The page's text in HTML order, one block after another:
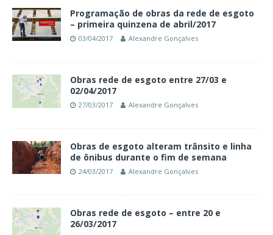
Programação de obras da rede de esgoto
– primeira quinzena de abril/2017
03/04/2017 Alexandre Gonçalves
Obras rede de esgoto entre 27/03 e
02/04/2017
27/03/2017 Alexandre Gonçalves
Obras de esgoto alteram trânsito e linha
de ônibus durante o fim de semana
24/03/2017 Alexandre Gonçalves
Obras rede de esgoto – entre 20 e
26/03/2017